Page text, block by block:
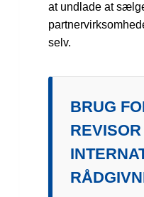
at undlade at
selv.
BRUG